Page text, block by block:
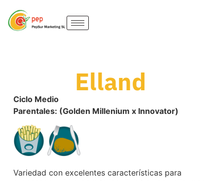
Elland
Ciclo Medio
Parentales: (Golden Millenium x Innovator)
Variedad con excelentes características para